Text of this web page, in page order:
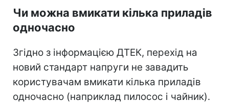
Чи можна вмикати кілька приладів
одночасно
Згідно з інформацією ДТЕК, перехід на
новий стандарт напруги не завадить
користувачам вмикати кілька приладів
одночасно (наприклад пилосос і чайник).